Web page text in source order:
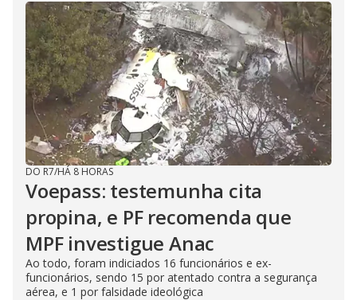
DO R7/HÁ 8 HORAS
Voepass: testemunha cita
propina, e PF recomenda que
MPF investigue Anac
Ao todo, foram indiciados 16 funcionários e ex-
funcionários, sendo 15 por atentado contra a segurança
aérea, e 1 por falsidade ideológica